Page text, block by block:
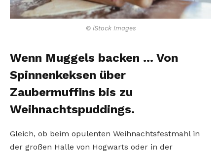
© iStock Images
Wenn Muggels backen … Von
Spinnenkeksen über
Zaubermuffins bis zu
Weihnachtspuddings.
Gleich, ob beim opulenten Weihnachtsfestmahl in
der großen Halle von Hogwarts oder in der